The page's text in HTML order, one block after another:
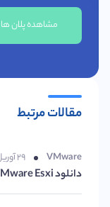
مشاهده پلان ها
مقالات مرتبط
VMware ۲۹ آوریل ۲۰۲۵
دانلود VMware Esxi تمامی نسخه ها